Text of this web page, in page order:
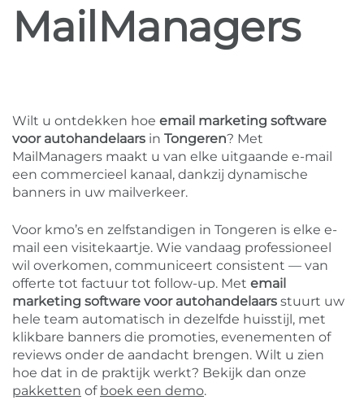
MailManagers
Wilt u ontdekken hoe email marketing software
voor autohandelaars in Tongeren? Met
MailManagers maakt u van elke uitgaande e-mail
een commercieel kanaal, dankzij dynamische
banners in uw mailverkeer.
Voor kmo’s en zelfstandigen in Tongeren is elke e-
mail een visitekaartje. Wie vandaag professioneel
wil overkomen, communiceert consistent — van
offerte tot factuur tot follow-up. Met email
marketing software voor autohandelaars stuurt uw
hele team automatisch in dezelfde huisstijl, met
klikbare banners die promoties, evenementen of
reviews onder de aandacht brengen. Wilt u zien
hoe dat in de praktijk werkt? Bekijk dan onze
pakketten of boek een demo.